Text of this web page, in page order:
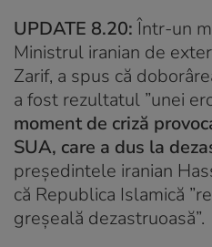
UPDATE 8.20:Într-un
Ministrul iranian de
Zarif, a spus că
a fost rezultatul ”unei
moment de criză
SUA, care a dus la
președintele iranian
că Republica Islamică
greșeală dezastruoasă”.